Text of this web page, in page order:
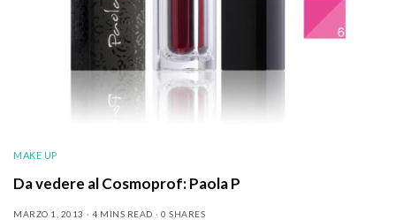
MAKE UP
Da vedere al Cosmoprof: Paola P
MARZO 1, 2013 4 MINS READ 0 SHARES